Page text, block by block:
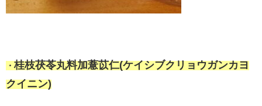
・桂枝茯苓丸料加薏苡仁(ケイシブクリョウガンカヨ
クイニン)